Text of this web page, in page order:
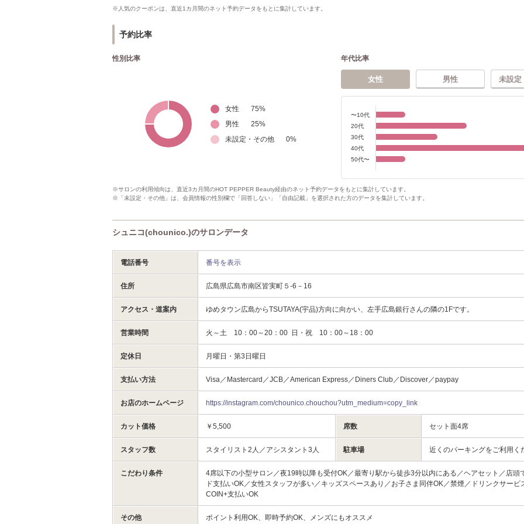
※人気のクーポンは、直近1カ月間のネット予約データをもとに集計しています。
予約比率
性別比率
女性 75%
男性
25%
未設定・その他
0%
年代比率
女性 男性 未設定
〜10代
20代
30代
40代
50代〜
※サロンの利用傾向は、直近3カ月間のHOT PEPPER Beauty経由のネット予約データをもとに集計しています。
※「未設定・その他」は、会員情報の性別欄で「回答しない」「自由記載」を選択された方のデータを集計しています。
シュニコ(chounico.)のサロンデータ
電話番号 番号を表示
住所 広島県広島市南区皆実町５-6－16
アクセス・道案内 ゆめタウン広島からTSUTAYA(宇品)方向に向かい、左手広島銀行さんの隣の1Fです。
営業時間 火～土 10：00～20：00 日・祝 10：00～18：00
定休日 月曜日・第3日曜日
支払い方法 Visa／Mastercard／JCB／American Express／Diners Club／Discover／paypay
お店のホームページ https://instagram.com/chounico.chouchou?utm_medium=copy_link
カット価格 ￥5,500 席数 セット面4席
スタッフ数 スタイリスト2人／アシスタント3人 駐車場 近くのパーキングをご利用く
こだわり条件
4席以下の小型サロン／夜19時以降も受付OK／最寄り駅から徒歩3分以内にある／ヘアセット／店頭
ド支払いOK／女性スタッフが多い／キッズスペースあり／お子さま同伴OK／禁煙／ドリンクサービ
COIN+支払いOK
その他 ポイント利用OK、即時予約OK、メンズにもオススメ